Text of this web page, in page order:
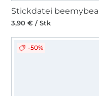
3,90 € / Stk
-50%